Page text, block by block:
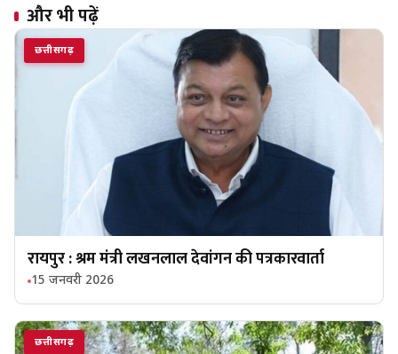
और भी पढ़ें
छत्तीसगढ़
रायपुर : श्रम मंत्री लखनलाल देवांगन की पत्रकारवार्ता
15 जनवरी 2026
छत्तीसगढ़